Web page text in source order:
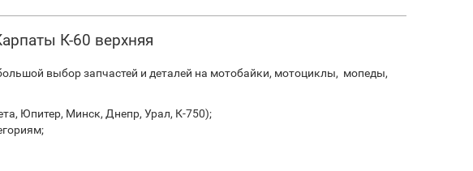
К-60 верхняя
выбор запчастей и деталей на мотобайки, мотоциклы, мопеды,
Юпитер, Минск, Днепр, Урал, К-750);